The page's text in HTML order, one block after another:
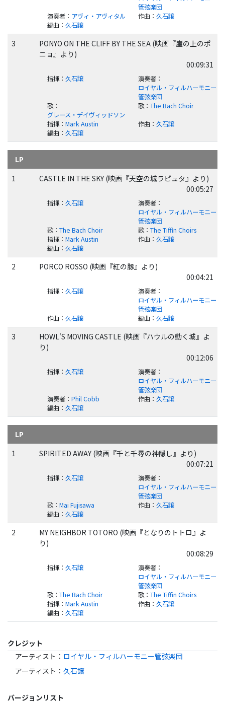
管弦楽団
演奏者： アヴィ・アヴィタル 作曲： 久石譲
編曲： 久石譲
3
PONYO ON THE CLIFF BY THE SEA (映画『崖の上のポ
ニョ』より)
00:09:31
指揮： 久石譲 演奏者：
ロイヤル・フィルハーモニー
管弦楽団
歌：
グレース・デイヴィッドソン
歌： The Bach Choir
指揮： Mark Austin 作曲： 久石譲
編曲： 久石譲
LP
1
CASTLE IN THE SKY (映画『天空の城ラピュタ』より)
00:05:27
指揮： 久石譲 演奏者：
ロイヤル・フィルハーモニー
管弦楽団
歌： The Bach Choir 歌： The Tiffin Choirs
指揮： Mark Austin 作曲： 久石譲
編曲： 久石譲
2
PORCO ROSSO (映画『紅の豚』より)
00:04:21
指揮： 久石譲 演奏者：
ロイヤル・フィルハーモニー
管弦楽団
作曲： 久石譲 編曲： 久石譲
3
HOWL'S MOVING CASTLE (映画『ハウルの動く城』よ
り)
00:12:06
指揮： 久石譲 演奏者：
ロイヤル・フィルハーモニー
管弦楽団
演奏者： Phil Cobb 作曲： 久石譲
編曲： 久石譲
LP
1
SPIRITED AWAY (映画『千と千尋の神隠し』より)
00:07:21
指揮： 久石譲 演奏者：
ロイヤル・フィルハーモニー
管弦楽団
歌： Mai Fujisawa 作曲： 久石譲
編曲： 久石譲
2
MY NEIGHBOR TOTORO (映画『となりのトトロ』よ
り)
00:08:29
指揮： 久石譲 演奏者：
ロイヤル・フィルハーモニー
管弦楽団
歌： The Bach Choir 歌： The Tiffin Choirs
指揮： Mark Austin 作曲： 久石譲
編曲： 久石譲
クレジット
アーティスト ： ロイヤル・フィルハーモニー管弦楽団
アーティスト ： 久石譲
バージョンリスト